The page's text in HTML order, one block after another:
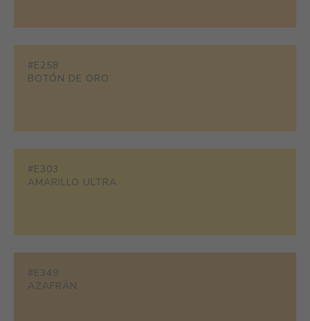
#E258
BOTÓN DE ORO
#E303
AMARILLO ULTRA
#E349
AZAFRÁN